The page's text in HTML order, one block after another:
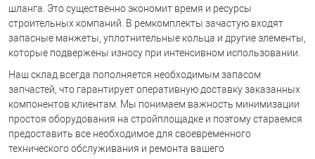
шланга. Это существенно экономит время и ресурсы
строительных компаний. В ремкомплекты зачастую входят
запасные манжеты, уплотнительные кольца и другие элементы,
которые подвержены износу при интенсивном использовании.
Наш склад всегда пополняется необходимым запасом
запчастей, что гарантирует оперативную доставку заказанных
компонентов клиентам. Мы понимаем важность минимизации
простоя оборудования на стройплощадке и поэтому стараемся
предоставить все необходимое для своевременного
технического обслуживания и ремонта вашего